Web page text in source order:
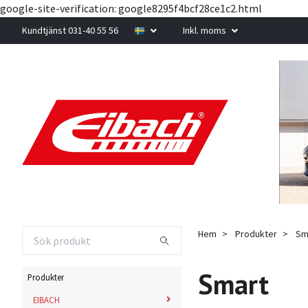
google-site-verification: google8295f4bcf28ce1c2.html
Kundtjänst 031-40 55 56 Inkl. moms
Produkter
EIBACH
Hem Produkter
Smart